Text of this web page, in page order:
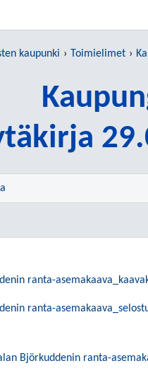
kaupunki Toimielimet
ranta-
ranta-
Björkuddenin ranta-